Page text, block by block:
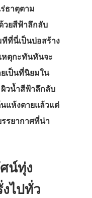
ธาตุตาม
วยสีฟ้าลึกลับ
ที่นี่เป็นบ่อสร้าง
หตุกะทันหันจะ
เป็นที่นิยมใน
วน้ำสีฟ้าลึกลับ
แห้งตายแล้วแต่
รรยากาศที่น่า
น์ทุ่ง
ไปทั่ว